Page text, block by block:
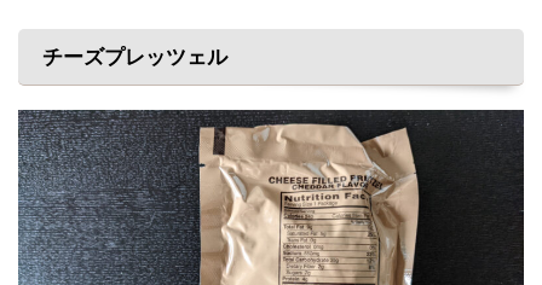
チーズプレッツェル